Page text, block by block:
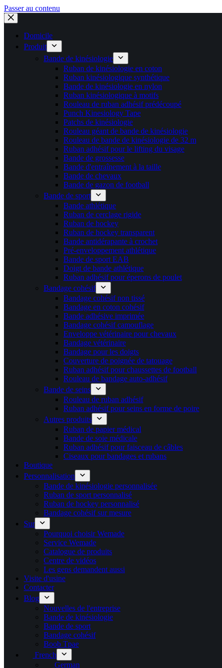
Passer au contenu
Domicile
Produit
Bande de kinésiologie
Ruban de kinésiologie en coton
Ruban kinésiologique synthétique
Bande de kinésiologie en nylon
Ruban kinésiologique à motifs
Rouleau de ruban adhésif prédécoupé
Punch Kinesiology Tape
Patchs de kinésiologie
Rouleau géant de bande de kinésiologie
Rouleau de bande de kinésiologie de 32 m
Ruban adhésif pour le lifting du visage
Bande de grossesse
Bande d'entraînement à la taille
Bande de chevaux
Bande de gazon de football
Bande de sport
Bande athlétique
Ruban de cerclage rigide
Ruban de hockey
Ruban de hockey transparent
Bande antidérapante à crochet
Pré-enveloppement athlétique
Bande de sport EAB
Doigt de bande athlétique
Ruban adhésif pour éperons de poulet
Bandage cohésif
Bandage cohésif non tissé
Bandage en coton cohésif
Bande adhésive imprimée
Bandage cohésif camouflage
Enveloppe vétérinaire pour chevaux
Bandage vétérinaire
Bandage pour les doigts
Couverture de poignée de tatouage
Ruban adhésif pour chaussettes de football
Rouleau de bandage auto-adhésif
Bande de seins
Rouleau de ruban adhésif
Ruban adhésif pour seins en forme de poire
Autres produits
Ruban de papier médical
Bande de soie médicale
Ruban adhésif pour faisceau de câbles
Ciseaux pour bandages et rubans
Boutique
Personnalisation
Bande de kinésiologie personnalisée
Ruban de sport personnalisé
Ruban de hockey personnalisé
Bandage cohésif sur mesure
Sur
Pourquoi choisir Wemade
Service Wemade
Catalogue de produits
Centre de vidéos
Les gens demandent aussi
Visite d'usine
Contacter
Blog
Nouvelles de l'entreprise
Bande de kinésiologie
Bande de sport
Bandage cohésif
Boob Tpae
French
German